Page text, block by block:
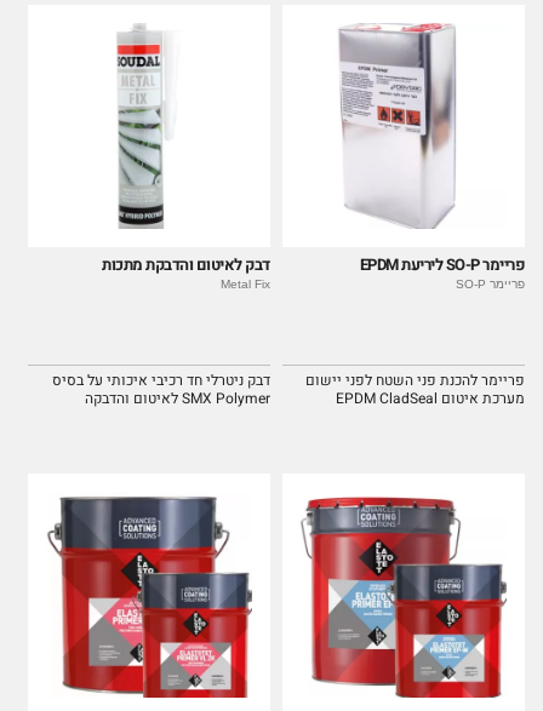
פריימר SO-P ליריעת EPDM
פריימר SO-P
פריימר להכנת פני השטח לפני יישום
מערכת איטום EPDM CladSeal
דבק לאיטום והדבקת מתכות
Metal Fix
דבק ניטרלי חד רכיבי איכותי על בסיס
SMX Polymer לאיטום והדבקה